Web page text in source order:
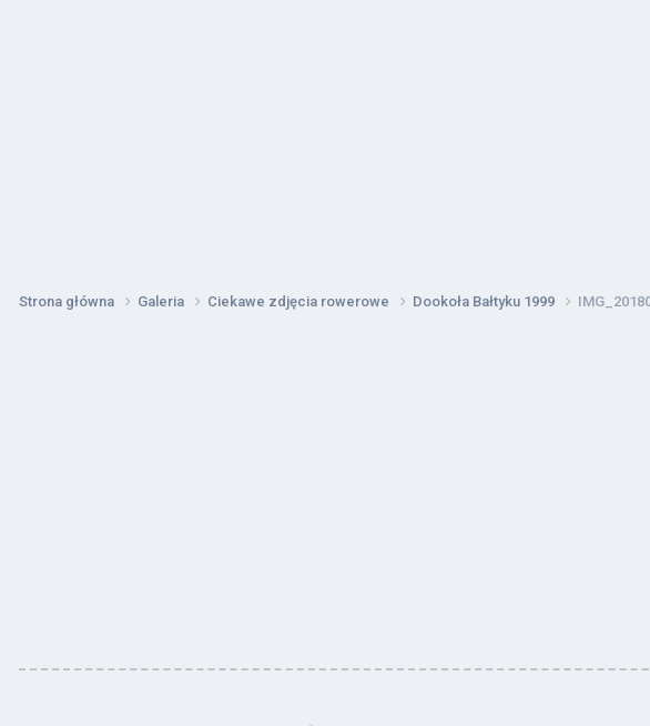
Strona główna Galeria Ciekawe zdjęcia rowerowe Dookoła Bałtyku 1999